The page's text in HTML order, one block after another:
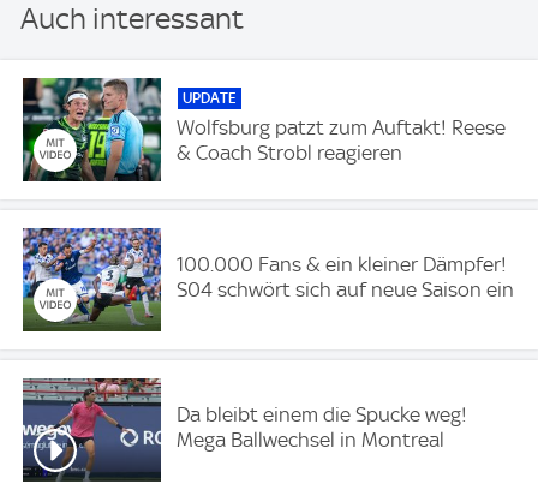
Auch interessant
UPDATE
Wolfsburg patzt zum Auftakt! Reese
& Coach Strobl reagieren
100.000 Fans & ein kleiner Dämpfer!
S04 schwört sich auf neue Saison ein
Da bleibt einem die Spucke weg!
Mega Ballwechsel in Montreal